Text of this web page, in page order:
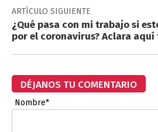
ARTÍCULO SIGUIENTE
¿Qué pasa con mi trabajo si
por el coronavirus? Aclara
DÉJANOS TU COMENTARIO
Nombre*